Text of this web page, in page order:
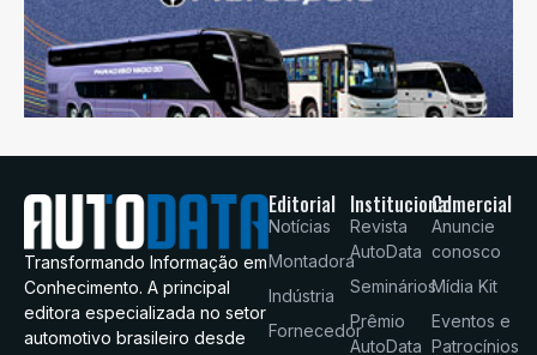
Transformando Informação em
Conhecimento. A principal
editora especializada no setor
automotivo brasileiro desde
Editorial
Notícias
Montadora
Indústria
Fornecedor
Institucional
Revista
AutoData
Seminários
Prêmio
AutoData
Comercial
Anuncie
conosco
Mídia Kit
Eventos e
Patrocínios